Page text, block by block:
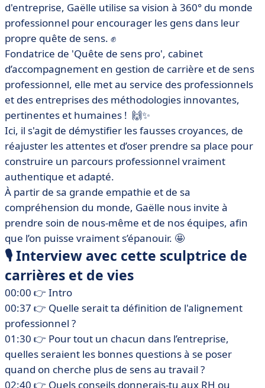
d'entreprise, Gaëlle utilise sa vision à 360° du monde
professionnel pour encourager les gens dans leur
propre quête de sens. ✊
Fondatrice de 'Quête de sens pro', cabinet
d’accompagnement en gestion de carrière et de sens
professionnel, elle met au service des professionnels
et des entreprises des méthodologies innovantes,
pertinentes et humaines ! 🙌✨
Ici, il s'agit de démystifier les fausses croyances, de
réajuster les attentes et d’oser prendre sa place pour
construire un parcours professionnel vraiment
authentique et adapté.
À partir de sa grande empathie et de sa
compréhension du monde, Gaëlle nous invite à
prendre soin de nous-même et de nos équipes, afin
que l’on puisse vraiment s’épanouir. 🤩
🎙 Interview avec cette sculptrice de
carrières et de vies
00:00 👉 Intro
00:37 👉 Quelle serait ta définition de l'alignement
professionnel ?
01:30 👉 Pour tout un chacun dans l’entreprise,
quelles seraient les bonnes questions à se poser
quand on cherche plus de sens au travail ?
02:40 👉 Quels conseils donnerais-tu aux RH ou